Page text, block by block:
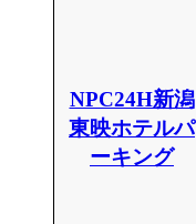
NPC24H新潟
東映ホテルパ
ーキング